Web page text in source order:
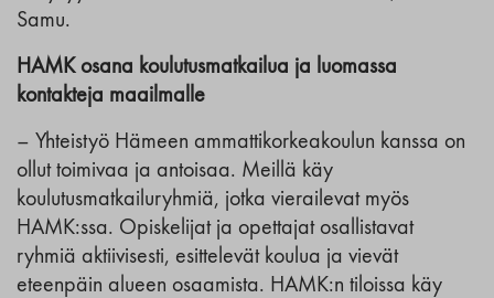
Samu.
HAMK osana koulutusmatkailua ja luomassa
kontakteja maailmalle
– Yhteistyö Hämeen ammattikorkeakoulun kanssa on
ollut toimivaa ja antoisaa. Meillä käy
koulutusmatkailuryhmiä, jotka vierailevat myös
HAMK:ssa. Opiskelijat ja opettajat osallistavat
ryhmiä aktiivisesti, esittelevät koulua ja vievät
eteenpäin alueen osaamista. HAMK:n tiloissa käy